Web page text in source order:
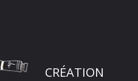
CRÉATION